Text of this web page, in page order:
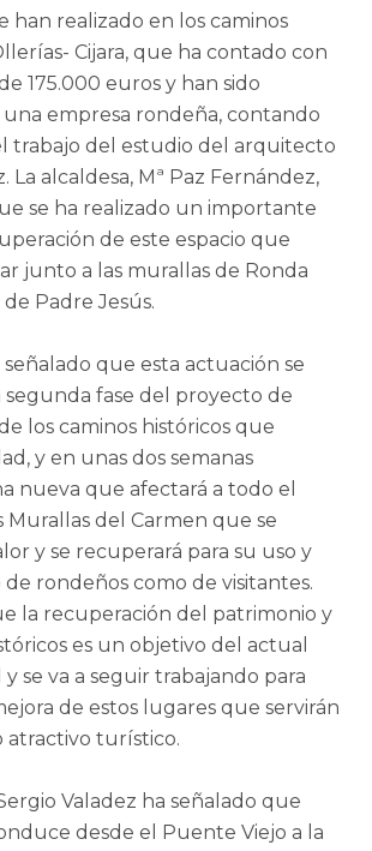
han realizado en los caminos
Cijara, que ha contado con
175.000 euros y han sido
una empresa rondeña, contando
trabajo del estudio del arquitecto
La alcaldesa, Mª Paz Fernández,
se ha realizado un importante
de este espacio que
junto a las murallas de Ronda
Padre Jesús.
señalado que esta actuación se
segunda fase del proyecto de
los caminos históricos que
y en unas dos semanas
nueva que afectará a todo el
del Carmen que se
y se recuperará para su uso y
rondeños como de visitantes.
la recuperación del patrimonio y
es un objetivo del actual
se va a seguir trabajando para
de estos lugares que servirán
atractivo turístico.
Valadez ha señalado que
desde el Puente Viejo a la